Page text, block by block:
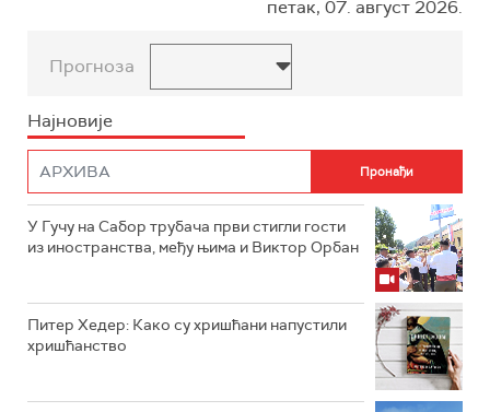
петак, 07. август 2026.
Прогноза
Најновије
У Гучу на Сабор трубача први стигли гости
из иностранства, међу њима и Виктор Орбан
Питер Хедер: Како су хришћани напустили
хришћанство